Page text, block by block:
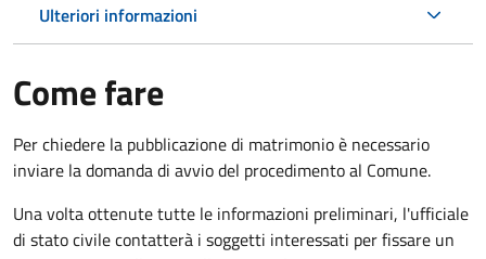
Ulteriori informazioni
Come fare
Per chiedere la pubblicazione di matrimonio è necessario
inviare la domanda di avvio del procedimento al Comune.
Una volta ottenute tutte le informazioni preliminari, l'ufficiale
di stato civile contatterà i soggetti interessati per fissare un